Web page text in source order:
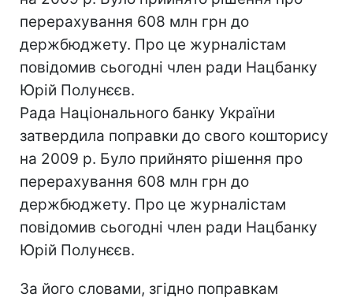
перерахування 608 млн грн до
держбюджету. Про це журналістам
повідомив сьогодні член ради Нацбанку
Юрій Полунєєв.
Рада Національного банку України
затвердила поправки до свого кошторису
на 2009 р. Було прийнято рішення про
перерахування 608 млн грн до
держбюджету. Про це журналістам
повідомив сьогодні член ради Нацбанку
Юрій Полунєєв.
За його словами, згідно поправкам